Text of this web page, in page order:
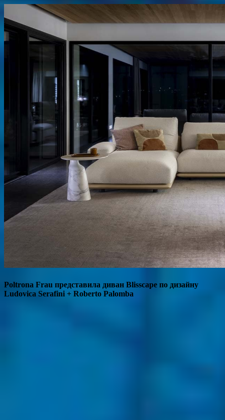
Poltrona Frau представила диван Blisscape по дизайну
Ludovica Serafini + Roberto Palomba